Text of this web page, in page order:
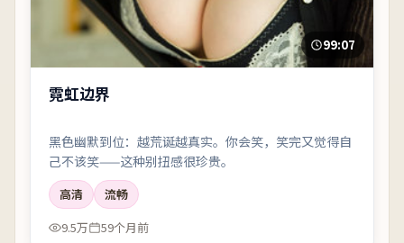
99:07
霓虹边界
黑色幽默到位：越荒诞越真实。你会笑，笑完又觉得自
己不该笑——这种别扭感很珍贵。
高清
流畅
9.5万
59个月前